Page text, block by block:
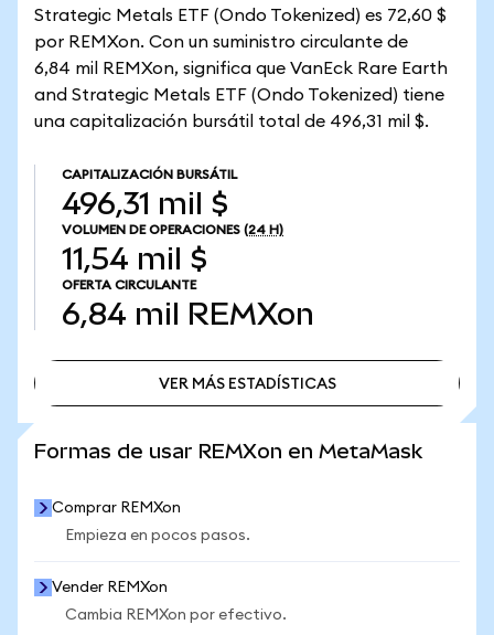
Strategic Metals ETF (Ondo Tokenized) es 72,60 $
por REMXon. Con un suministro circulante de
6,84 mil REMXon, significa que VanEck Rare Earth
and Strategic Metals ETF (Ondo Tokenized) tiene
una capitalización bursátil total de 496,31 mil $.
CAPITALIZACIÓN BURSÁTIL
496,31 mil $
VOLUMEN DE OPERACIONES (24 H)
11,54 mil $
OFERTA CIRCULANTE
6,84 mil REMXon
VER MÁS ESTADÍSTICAS
Formas de usar REMXon en MetaMask
Comprar REMXon
Empieza en pocos pasos.
Vender REMXon
Cambia REMXon por efectivo.